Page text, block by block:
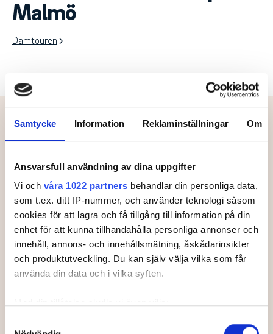
Samtycke Information Reklaminställningar Om
Ansvarsfull användning av dina uppgifter
Vi och våra 1022 partners behandlar din personliga data,
som t.ex. ditt IP-nummer, och använder teknologi såsom
cookies för att lagra och få tillgång till information på din
enhet för att kunna tillhandahålla personliga annonser och
innehåll, annons- och innehållsmätning, åskådarinsikter
och produktutveckling. Du kan själv välja vilka som får
använda din data och i vilka syften.
Malmö
Damtouren
Meny
Deltagare.
Klass
Status
# Land Spelare RL